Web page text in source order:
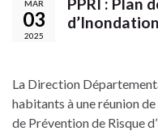
MAR
03
2025
La Direction
habitants à une réunion
de Prévention de Risque